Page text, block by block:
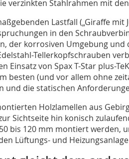
verzinkten Stahlrahmen mit
Lastfall („Giraffe mit
in den
der korrosiven Umgebung und
Tellerkopfschrauben
Einsatz von Spax T-Star plus-
besten (und vor allem ohne
und die statischen
Holzlamellen aus
Sichtseite hin konisch
bis 120 mm montiert werden,
Lüftungs- und